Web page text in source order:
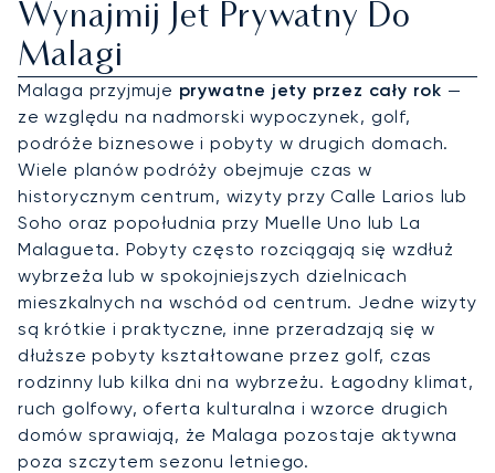
Wynajmij Jet Prywatny Do
Malagi
Malaga przyjmuje prywatne jety przez cały rok —
ze względu na nadmorski wypoczynek, golf,
podróże biznesowe i pobyty w drugich domach.
Wiele planów podróży obejmuje czas w
historycznym centrum, wizyty przy Calle Larios lub
Soho oraz popołudnia przy Muelle Uno lub La
Malagueta. Pobyty często rozciągają się wzdłuż
wybrzeża lub w spokojniejszych dzielnicach
mieszkalnych na wschód od centrum. Jedne wizyty
są krótkie i praktyczne, inne przeradzają się w
dłuższe pobyty kształtowane przez golf, czas
rodzinny lub kilka dni na wybrzeżu. Łagodny klimat,
ruch golfowy, oferta kulturalna i wzorce drugich
domów sprawiają, że Malaga pozostaje aktywna
poza szczytem sezonu letniego.